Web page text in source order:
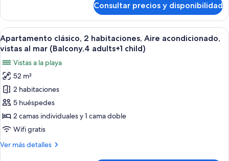
mar
(Balcony,3
adults+3
children)
clásico,
habitaciones,
Aire
vistas
al
mar
(Balcony,3
adults+3
Consultar precios y disponibilidad
Abrir
todas
fotos
de
Apartamento
clásico,
2
habitaciones,
acondicionado,
Caja fuerte, wifi gratis, ropa de cama
22
Apartamento clásico, 2 habitaciones, Aire acondicionado,
vistas al mar (Balcony,4 adults+1 child)
Vistas a la playa
52 m²
2 habitaciones
5 huéspedes
2 camas individuales y 1 cama doble
Wifi gratis
Ver más detalles
Más